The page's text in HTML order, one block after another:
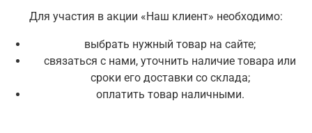
Для участия в акции «Наш клиент» необходимо:
выбрать нужный товар на сайте;
связаться с нами, уточнить наличие товара или
сроки его доставки со склада;
оплатить товар наличными.